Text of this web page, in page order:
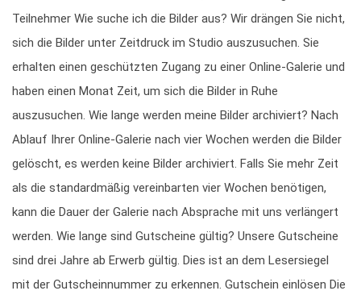
Teilnehmer Wie suche ich die Bilder aus? Wir drängen Sie nicht,
sich die Bilder unter Zeitdruck im Studio auszusuchen. Sie
erhalten einen geschützten Zugang zu einer Online-Galerie und
haben einen Monat Zeit, um sich die Bilder in Ruhe
auszusuchen. Wie lange werden meine Bilder archiviert? Nach
Ablauf Ihrer Online-Galerie nach vier Wochen werden die Bilder
gelöscht, es werden keine Bilder archiviert. Falls Sie mehr Zeit
als die standardmäßig vereinbarten vier Wochen benötigen,
kann die Dauer der Galerie nach Absprache mit uns verlängert
werden. Wie lange sind Gutscheine gültig? Unsere Gutscheine
sind drei Jahre ab Erwerb gültig. Dies ist an dem Lesersiegel
mit der Gutscheinnummer zu erkennen. Gutschein einlösen Die